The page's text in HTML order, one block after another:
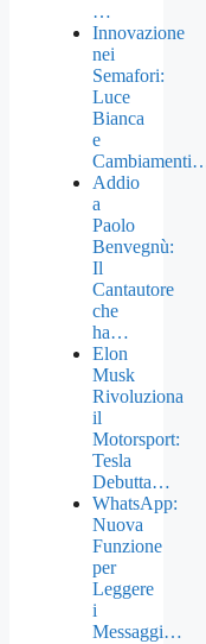
…
Innovazione
nei
Semafori:
Luce
Bianca
e
Addio
a
Paolo
Benvegnù:
Il
Cantautore
che
ha…
Elon
Musk
Rivoluziona
il
Motorsport:
Tesla
Debutta…
WhatsApp:
Nuova
Funzione
per
Leggere
i
Messaggi…